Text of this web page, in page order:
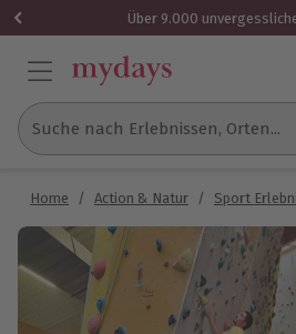
Über 9.000
Suche nach Erlebnissen, Orten...
Home / Action & Natur / Sport